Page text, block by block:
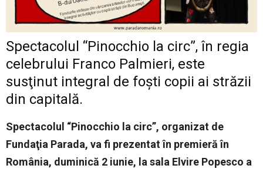
Spectacolul “Pinocchio la circ”, în regia
celebrului Franco Palmieri, este
susţinut integral de foşti copii ai străzii
din capitală.
Spectacolul “Pinocchio la circ”, organizat de
Fundaţia Parada, va fi prezentat în premieră în
România, duminică 2 iunie, la sala Elvire Popesco a